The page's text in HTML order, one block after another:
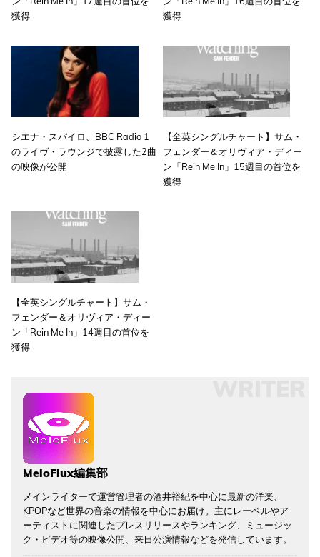
獲得
獲得
シエナ・スパイロ、BBC Radio 1
のライヴ・ラウンジで披露した2曲
の映像が公開
【全英シングルチャート】サム・
フェンダー＆オリヴィア・ディー
ン「Rein Me In」15週目の首位を
獲得
【全英シングルチャート】サム・
フェンダー＆オリヴィア・ディー
ン「Rein Me In」14週目の首位を
獲得
MeloFlux編集部
メインライターで運営管理者の酒井裕紀を中心に最新の洋楽、
KPOPなど世界の音楽の情報を中心にお届け。主にレーベルやア
ーティストに関連したプレスリリースやランキング、ミュージッ
ク・ビデオ等の映像公開、来日公演情報などを発信しています。